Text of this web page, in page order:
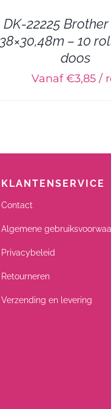
DK-22225
38×30,48m – 10
doos
Vanaf €3,85 /
KLANTENSERVICE
Contact
Algemene
Privacybeleid
Retourneren
Verzending en levering